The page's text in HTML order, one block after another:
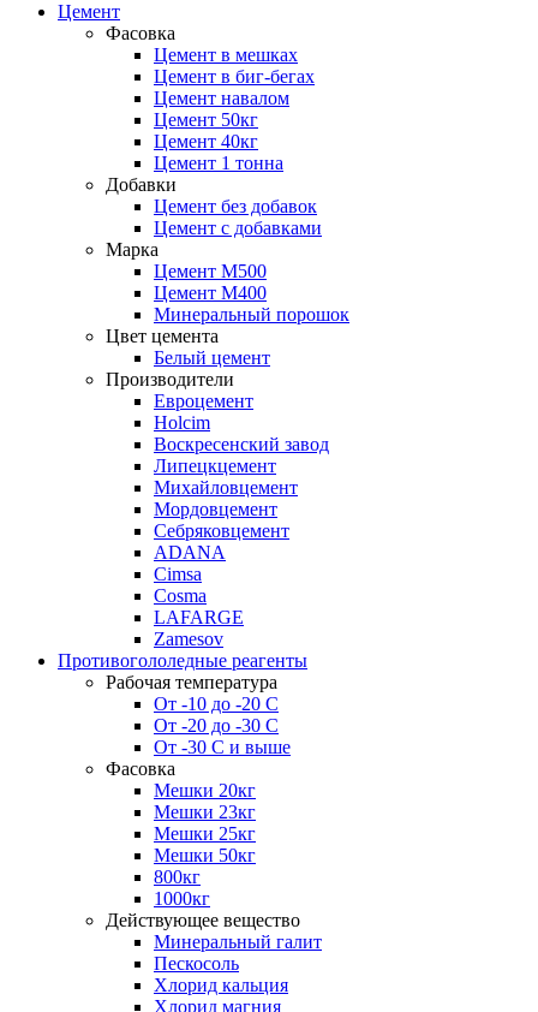
Цемент
Фасовка
Цемент в мешках
Цемент в биг-бегах
Цемент навалом
Цемент 50кг
Цемент 40кг
Цемент 1 тонна
Добавки
Цемент без добавок
Цемент с добавками
Марка
Цемент М500
Цемент М400
Минеральный порошок
Цвет цемента
Белый цемент
Производители
Евроцемент
Holcim
Воскресенский завод
Липецкцемент
Михайловцемент
Мордовцемент
Себряковцемент
ADANA
Cimsa
Cosma
LAFARGE
Zamesov
Противогололедные реагенты
Рабочая температура
От -10 до -20 С
От -20 до -30 С
От -30 С и выше
Фасовка
Мешки 20кг
Мешки 23кг
Мешки 25кг
Мешки 50кг
800кг
1000кг
Действующее вещество
Минеральный галит
Пескосоль
Хлорид кальция
Хлорид магния